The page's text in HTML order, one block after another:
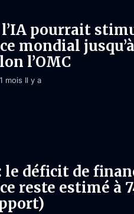
l’IA pourrait
mondial
l’OMC
1 mois Il y a
le déficit de
reste estimé à